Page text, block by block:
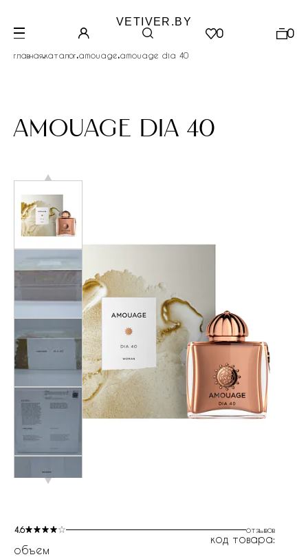
VETIVER.BY
0 0
главная.каталог.amouage.amouage dia 40
amouage dia 40
4.6 отзывов
код товара:
объем